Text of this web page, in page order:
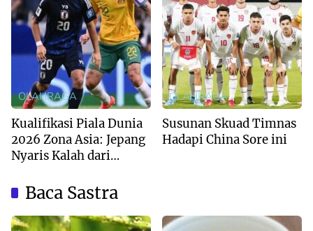
OLAHRAGA
Kualifikasi Piala Dunia
2026 Zona Asia: Jepang
Nyaris Kalah dari
OLAHRAGA
Susunan Skuad Timnas
Hadapi China Sore ini
Baca Sastra